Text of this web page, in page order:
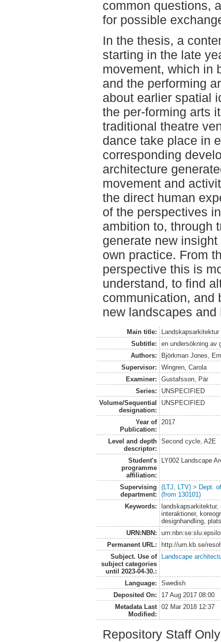
common questions,
for possible
In the thesis, a
starting in the late
movement, which in
and the performing
about earlier spatial
the per-forming arts
traditional theatre
dance take place in
corresponding
architecture
movement and
the direct human
of the perspectives
ambition to, through
generate new
own practice. From
perspective this is
understand, to find
communication, and
new landscapes
Main title:
Subtitle:
en undersökning av
Authors:
Björkman Jones,
Supervisor:
Wingren, Carola
Examiner:
Gustafsson, Pär
Series:
UNSPECIFIED
Volume/Sequential
designation:
UNSPECIFIED
Year of
Publication:
2017
Level and depth
descriptor:
Second cycle, A2E
Student's
programme
affiliation:
LY002 Landscape
Supervising
department:
(LTJ, LTV) > Dept.
(from 130101)
Keywords:
interaktioner,
designhandling,
URN:NBN:
Permanent URL:
http://urn.kb.se/
Subject. Use of
subject categories
until 2023-04-30.:
Landscape
Language:
Swedish
Deposited On:
17 Aug 2017 08:00
Metadata Last
Modified:
02 Mar 2018 12:37
Repository Staff